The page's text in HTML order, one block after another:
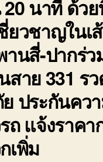
20 นาที ด้ว
ยวชาญในเ
านสี่-ปากร่
าย 331 รว
ประกันคว
ถ แจ้งราคา
เพิ่ม